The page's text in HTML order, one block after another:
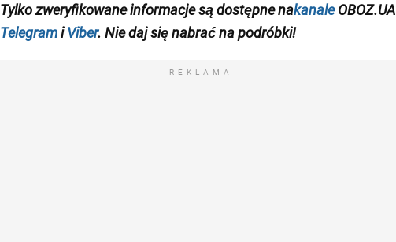
Tylko zweryfikowane informacjesą dostępne nakanaleOBOZ.UA
TelegramiViber. Nie daj się nabrać na podróbki!
REKLAMA